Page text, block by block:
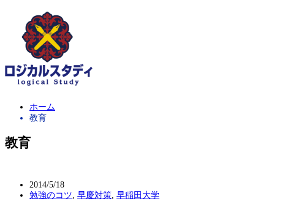
ホーム
教育
教育
2014/5/18
勉強のコツ, 早慶対策, 早稲田大学